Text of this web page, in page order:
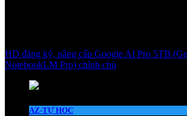
HD đăng ký, nâng cấp Google AI Pro 5TB
NotebookLM Pro) chính chủ
AZ-TỰ HỌC